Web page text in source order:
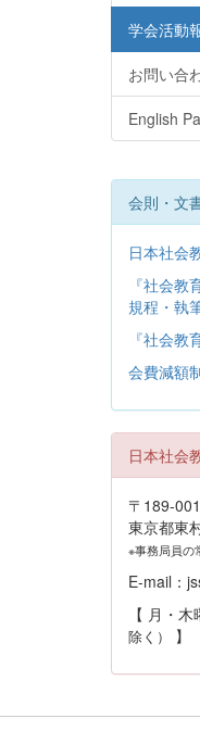
学会活動
お問い合
English
会則・文
日本社会
『社会
規程・執
『社会
会費減額
日本社会
〒189-
東京都東
※事務局員の
E-mail：
【 月・
除く）
】